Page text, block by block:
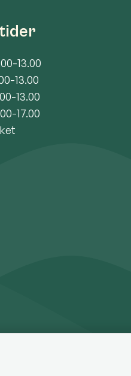
13.00
13.00
13.00
17.00